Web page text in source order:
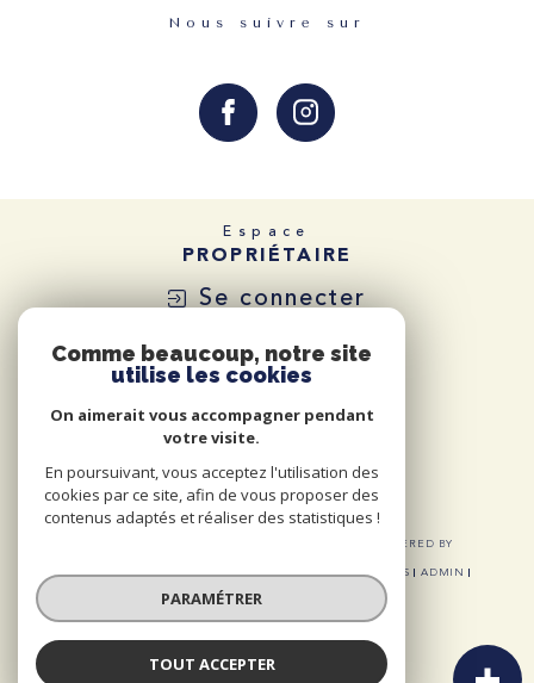
Nous suivre sur
Espace
PROPRIÉTAIRE
Se connecter
© 2026 | TOUS DROITS RÉSERVÉS | TRADUCTION POWERED BY
MENTIONS LÉGALES
ADMIN
COOKIES
Comme beaucoup, notre site
utilise les cookies
On aimerait vous accompagner pendant
votre visite.
En poursuivant, vous acceptez l'utilisation des
cookies par ce site, afin de vous proposer des
contenus adaptés et réaliser des statistiques !
PARAMÉTRER
TOUT ACCEPTER